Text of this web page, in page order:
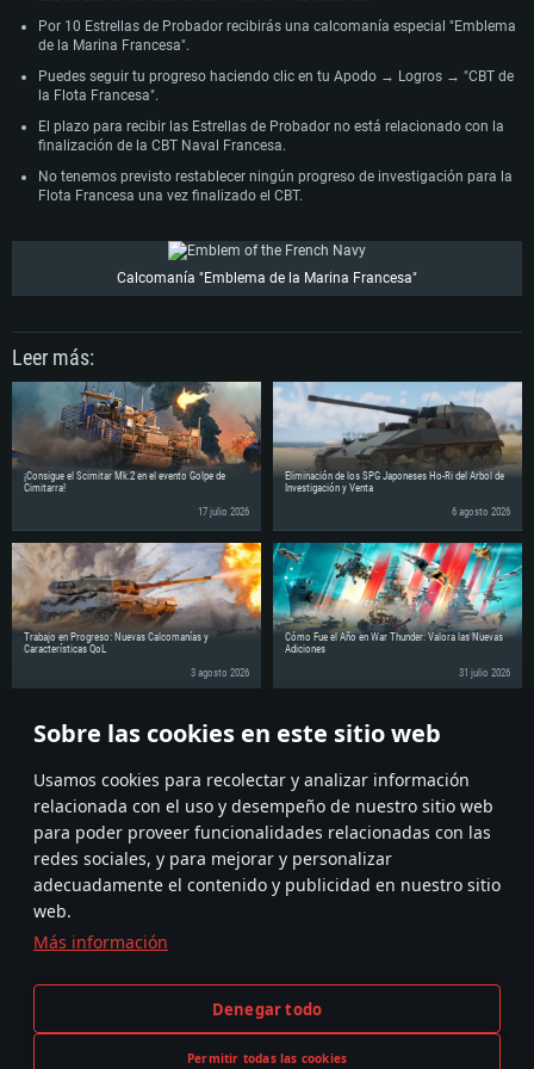
Sobre las cookies en este sitio web
Usamos cookies para recolectar y analizar información
relacionada con el uso y desempeño de nuestro sitio web
para poder proveer funcionalidades relacionadas con las
redes sociales, y para mejorar y personalizar
adecuadamente el contenido y publicidad en nuestro sitio
web.
Más información
Denegar todo
Permitir todas las cookies
Red: Conexión a Internet de banda ancha
Disco Duro: 62.2 GB (Cliente Completo)
Por 10 Estrellas de Probador recibirás una calcomanía especial "Emblema
de la Marina Francesa".
Puedes seguir tu progreso haciendo clic en tu Apodo → Logros → "CBT de
la Flota Francesa".
El plazo para recibir las Estrellas de Probador no está relacionado con la
finalización de la CBT Naval Francesa.
No tenemos previsto restablecer ningún progreso de investigación para la
Flota Francesa una vez finalizado el CBT.
Calcomanía "Emblema de la Marina Francesa"
Leer más:
¡Consigue el Scimitar Mk.2 en el evento Golpe de
Cimitarra!
17 julio 2026
Eliminación de los SPG Japoneses Ho-Ri del Árbol de
Investigación y Venta
6 agosto 2026
Trabajo en Progreso: Nuevas Calcomanías y
Características QoL
3 agosto 2026
Cómo Fue el Año en War Thunder: Valora las Nuevas
Adiciones
31 julio 2026
¡Comparte la noticia con tus amigos!
Discuss on the Forums
Términos y Condiciones
Política de Privacidad
Ajustes de cookies